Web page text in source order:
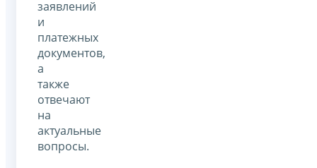
заявлений
и
платежных
документов,
а
также
отвечают
на
актуальные
вопросы.